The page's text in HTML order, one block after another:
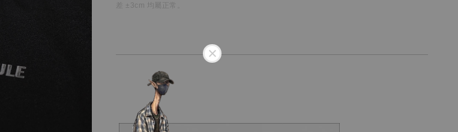
差 ±3cm 均屬正常。